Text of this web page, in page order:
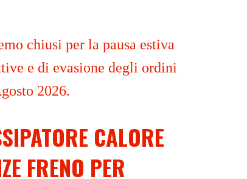
chiusi per la pausa estiva
e di evasione degli ordini
2026.
CALORE
FRENO PER